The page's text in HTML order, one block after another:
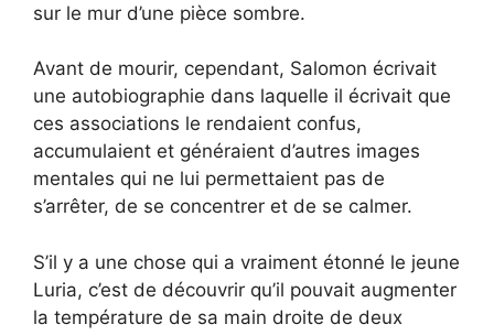
sur le mur d’une pièce sombre.
Avant de mourir, cependant, Salomon écrivait
une autobiographie dans laquelle il écrivait que
ces associations le rendaient confus,
accumulaient et généraient d’autres images
mentales qui ne lui permettaient pas de
s’arrêter, de se concentrer et de se calmer.
S’il y a une chose qui a vraiment étonné le jeune
Luria, c’est de découvrir qu’il pouvait augmenter
la température de sa main droite de deux